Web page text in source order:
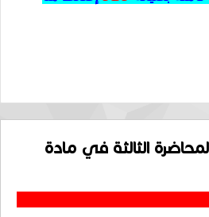
الثالثة في مادة